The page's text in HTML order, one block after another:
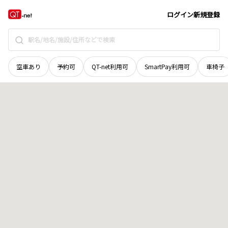
ログイン新規登録
空車あり 予約可 QT-net利用可 SmartPay利用可 車椅子
新潟県